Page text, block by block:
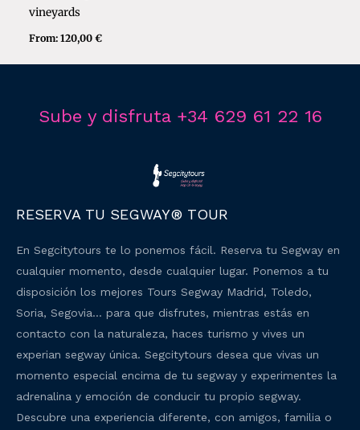
vineyards
From:120,00€
Sube y disfruta +34 629 61 22 16
RESERVA TU SEGWAY® TOUR
En Segcitytours te lo ponemos fácil. Reserva tu Segway en
cualquier momento, desde cualquier lugar. Ponemos a tu
disposición los mejores Tours Segway Madrid, Toledo,
Soria, Segovia… para que disfrutes, mientras estás en
contacto con la naturaleza, haces turismo y vives un
experian segway única. Segcitytours desea que vivas un
momento especial encima de tu segway y experimentes la
adrenalina y emoción de conducir tu propio segway.
Descubre una experiencia diferente, con amigos, familia o